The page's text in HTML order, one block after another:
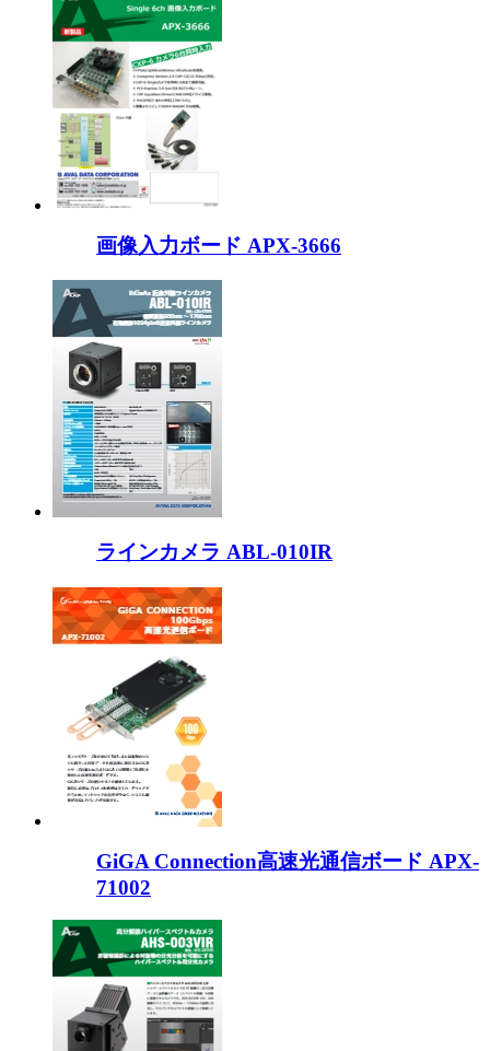
画像入力ボード APX-3666
ラインカメラ ABL-010IR
GiGA Connection高速光通信ボード APX-
71002